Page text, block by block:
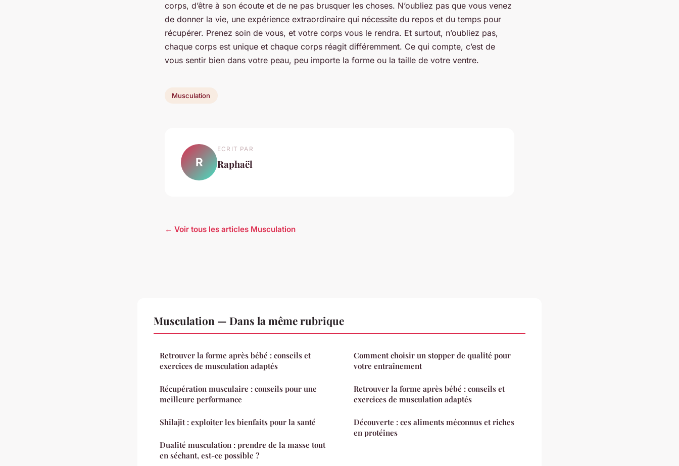
corps, d’être à son écoute et de ne pas brusquer les choses. N’oubliez pas que vous venez
de donner la vie, une expérience extraordinaire qui nécessite du repos et du temps pour
récupérer. Prenez soin de vous, et votre corps vous le rendra. Et surtout, n’oubliez pas,
chaque corps est unique et chaque corps réagit différemment. Ce qui compte, c’est de
vous sentir bien dans votre peau, peu importe la forme ou la taille de votre ventre.
Musculation
R
ECRIT PAR
Raphaël
← Voir tous les articles Musculation
Musculation — Dans la même rubrique
Retrouver la forme après bébé : conseils et
exercices de musculation adaptés
Récupération musculaire : conseils pour une
meilleure performance
Shilajit : exploiter les bienfaits pour la santé
Dualité musculation : prendre de la masse tout
en séchant, est-ce possible ?
Comment choisir un stopper de qualité pour
votre entraînement
Retrouver la forme après bébé : conseils et
exercices de musculation adaptés
Découverte : ces aliments méconnus et riches
en protéines